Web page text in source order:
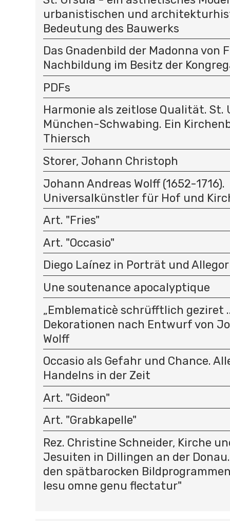
urbanistischen und
Bedeutung des Bauwerks
Das Gnadenbild der Madonna von
Nachbildung im Besitz der
PDFs
Harmonie als zeitlose Qualität. St.
München-Schwabing. Ein
Thiersch
Storer, Johann Christoph
Johann Andreas Wolff (1652-1716).
Universalkünstler für Hof und
Art. "Fries"
Art. "Occasio"
Diego Laínez in Porträt und
Une soutenance apocalyptique
„Emblematicè schrüfftlich geziret
Dekorationen nach Entwurf von
Wolff
Occasio als Gefahr und Chance.
Handelns in der Zeit
Art. "Gideon"
Art. "Grabkapelle"
Rez. Christine Schneider, Kirche
Jesuiten in Dillingen an der
den spätbarocken
Iesu omne genu flectatur"